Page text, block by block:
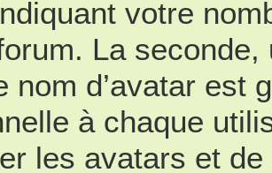
votre
La
nom d’avatar est
à chaque
les avatars et